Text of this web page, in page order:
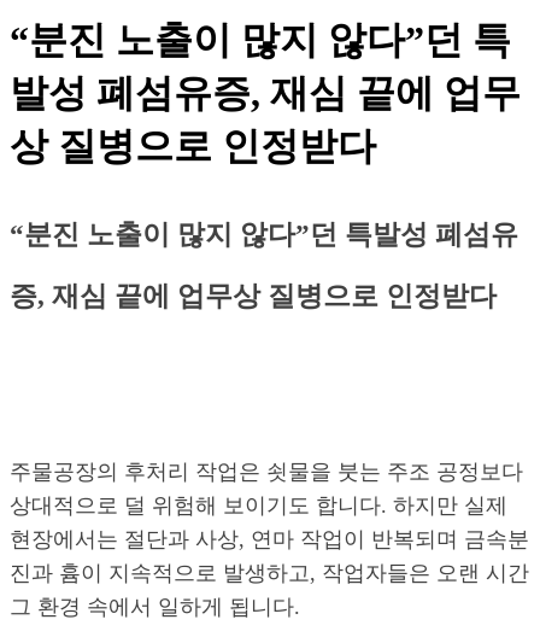
“분진 노출이 많지 않다”던 특
발성 폐섬유증, 재심 끝에 업무
상 질병으로 인정받다
“분진 노출이 많지 않다”던 특발성 폐섬유
증, 재심 끝에 업무상 질병으로 인정받다
주물공장의 후처리 작업은 쇳물을 붓는 주조 공정보다
상대적으로 덜 위험해 보이기도 합니다. 하지만 실제
현장에서는 절단과 사상, 연마 작업이 반복되며 금속분
진과 흄이 지속적으로 발생하고, 작업자들은 오랜 시간
그 환경 속에서 일하게 됩니다.